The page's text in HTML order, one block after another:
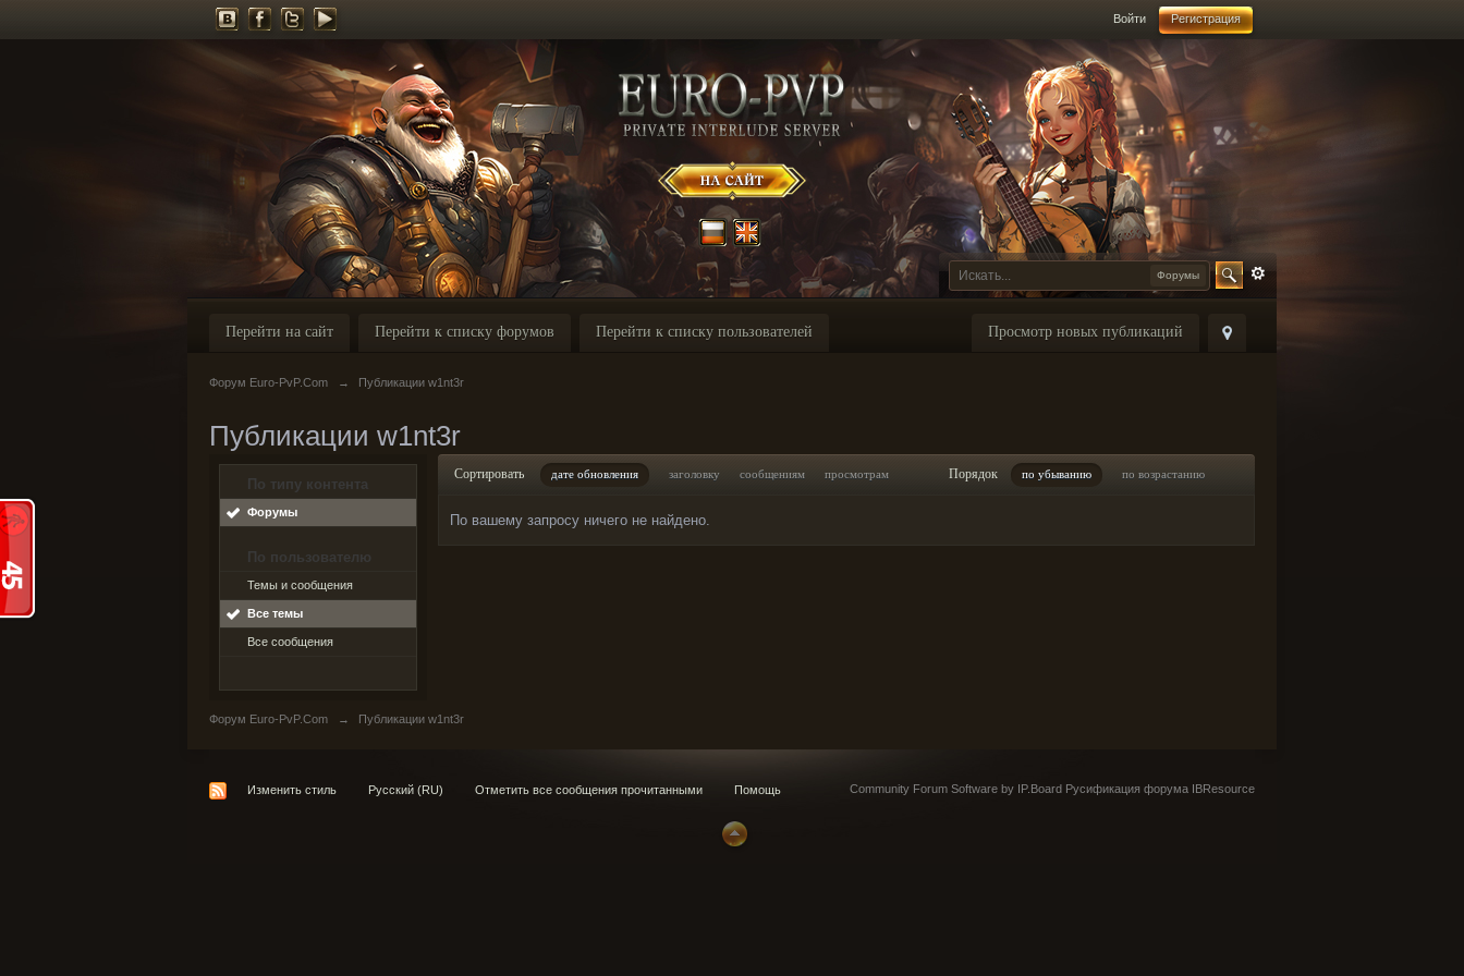
Войти Регистрация
Форумы
Просмотр новых публикаций
Перейти на сайт Перейти к списку форумов Перейти к списку пользователей
Форум Euro-PvP.Com → Публикации w1nt3r
Публикации w1nt3r
По типу контента
Форумы
По пользователю
Темы и сообщения
Все темы
Все сообщения
Сортировать дате обновления заголовку сообщениям просмотрам Порядок по убыванию по возрастанию
По вашему запросу ничего не найдено.
Форум Euro-PvP.Com → Публикации w1nt3r
Изменить стиль Русский (RU) Отметить все сообщения прочитанными Помощь Community Forum Software by IP.Board Русификация форума IBResource